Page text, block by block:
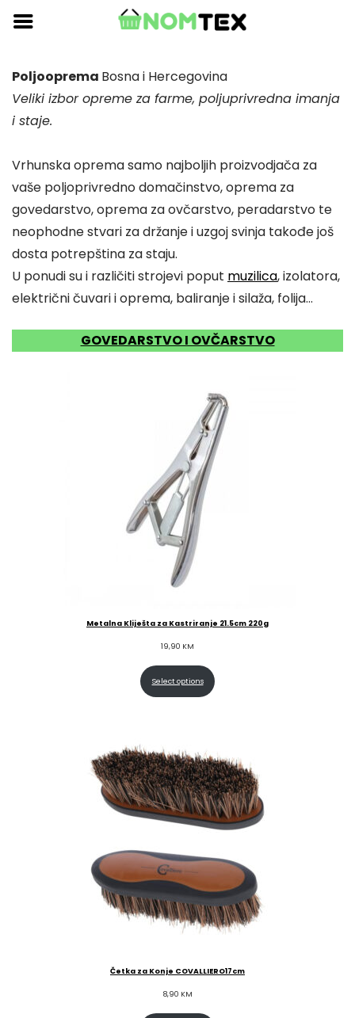
Skip
content
Poljooprema Bosna i Hercegovina
Veliki izbor opreme za farme, poljuprivredna imanja
i staje.
Vrhunska oprema samo najboljih proizvodjača za
vaše poljoprivredno domačinstvo, oprema za
govedarstvo, oprema za ovčarstvo, peradarstvo te
neophodne stvari za držanje i uzgoj svinja takođe još
dosta potrepština za staju.
U ponudi su i različiti strojevi poput muzilica, izolatora,
električni čuvari i oprema, baliranje i silaža, folija…
GOVEDARSTVO I OVČARSTVO
Metalna Kliješta za Kastriranje 21.5cm 220g
19,90 KM
Select options
Četka za Konje COVALLIERO17cm
8,90 KM